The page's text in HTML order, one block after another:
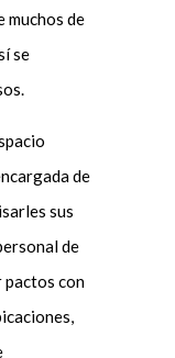
muchos de
se
de
sus
de
pactos con